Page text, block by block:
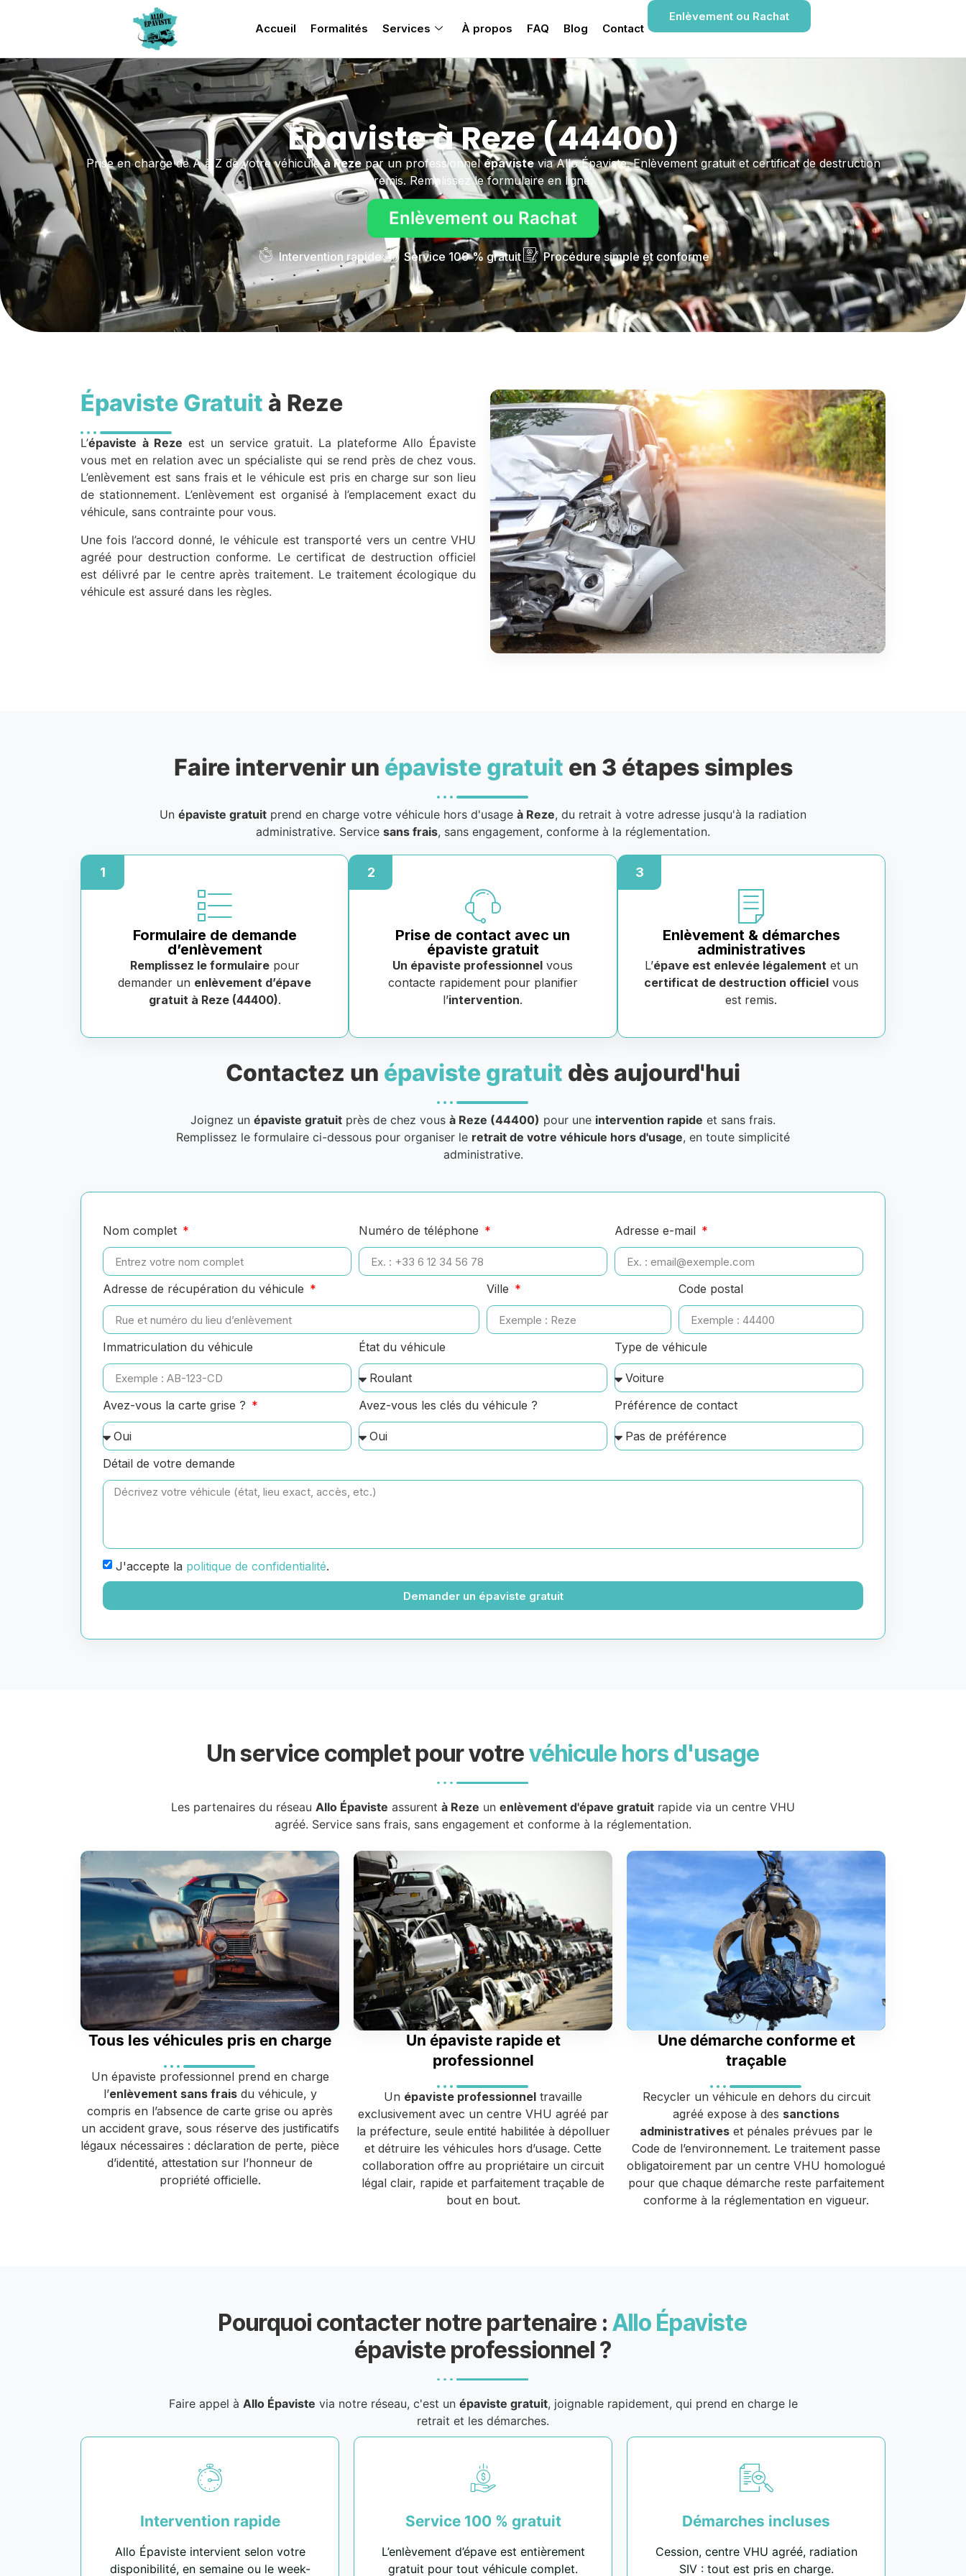
Accueil Formalités Services À propos FAQ Blog Contact
Enlèvement ou Rachat
Épaviste à Reze (44400)
Prise en charge de A à Z de votre véhiculeà Rezepar un professionnelépavistevia Allo Épaviste. Enlèvement gratuit et certificat de destruction
remis. Remplissez le formulaire en ligne.
Enlèvement ou Rachat
Intervention rapide Service 100 % gratuit Procédure simple et conforme
Épaviste Gratuit à Reze
L’épaviste à Reze est un service gratuit. La plateforme Allo Épaviste
vous met en relation avec un spécialiste qui se rend près de chez vous.
L’enlèvement est sans frais et le véhicule est pris en charge sur son lieu
de stationnement. L’enlèvement est organisé à l’emplacement exact du
véhicule, sans contrainte pour vous.
Une fois l’accord donné, le véhicule est transporté vers un centre VHU
agréé pour destruction conforme. Le certificat de destruction officiel
est délivré par le centre après traitement. Le traitement écologique du
véhicule est assuré dans les règles.
Faire intervenir un épaviste gratuit en 3 étapes simples
Un épaviste gratuit prend en charge votre véhicule hors d'usage à Reze, du retrait à votre adresse jusqu'à la radiation
administrative. Service sans frais, sans engagement, conforme à la réglementation.
1
Formulaire de demande
d’enlèvement
Remplissez le formulairepour
demander un enlèvement d’épave
gratuit à Reze (44400).
2
Prise de contact avec un
épaviste gratuit
Un épaviste professionnel vous
contacte rapidement pour planifier
l’intervention.
3
Enlèvement & démarches
administratives
L’épave est enlevée légalementet un
certificat de destruction officielvous
est remis.
Contactez un épaviste gratuit dès aujourd'hui
Joignez un épaviste gratuit près de chez vous à Reze (44400) pour une intervention rapide et sans frais.
Remplissez le formulaire ci-dessous pour organiser le retrait de votre véhicule hors d'usage, en toute simplicité
administrative.
Nom complet Numéro de téléphone Adresse e-mail
Adresse de récupération du véhicule Ville Code postal
Immatriculation du véhicule État du véhicule Type de véhicule
Avez-vous la carte grise ? Avez-vous les clés du véhicule ? Préférence de contact
Détail de votre demande
J'accepte la politique de confidentialité.
Demander un épaviste gratuit
Un service complet pour votrevéhicule hors d'usage
Les partenaires du réseau Allo Épaviste assurent à Reze un enlèvement d'épave gratuit rapide via un centre VHU
agréé. Service sans frais, sans engagement et conforme à la réglementation.
Tous les véhicules pris en charge
Un épaviste professionnel prend en charge
l’enlèvement sans fraisdu véhicule, y
compris en l’absence de carte grise ou après
un accident grave, sous réserve des justificatifs
légaux nécessaires : déclaration de perte, pièce
d’identité, attestation sur l’honneur de
propriété officielle.
Un épaviste rapide et
professionnel
Un épaviste professionnel travaille
exclusivement avec un centre VHU agréé par
la préfecture, seule entité habilitée à dépolluer
et détruire les véhicules hors d’usage. Cette
collaboration offre au propriétaire un circuit
légal clair, rapide et parfaitement traçable de
bout en bout.
Une démarche conforme et
traçable
Recycler un véhicule en dehors du circuit
agréé expose à des sanctions
administratives et pénales prévues par le
Code de l’environnement. Le traitement passe
obligatoirement par un centre VHU homologué
pour que chaque démarche reste parfaitement
conforme à la réglementation en vigueur.
Pourquoi contacter notre partenaire : Allo Épaviste
épaviste professionnel ?
Faire appel à Allo Épaviste via notre réseau, c'est un épaviste gratuit, joignable rapidement, qui prend en charge le
retrait et les démarches.
Intervention rapide
Allo Épaviste intervient selon votre
disponibilité, en semaine ou le week-
Service 100 % gratuit
L’enlèvement d’épave est entièrement
gratuit pour tout véhicule complet.
Démarches incluses
Cession, centre VHU agréé, radiation
SIV : tout est pris en charge.